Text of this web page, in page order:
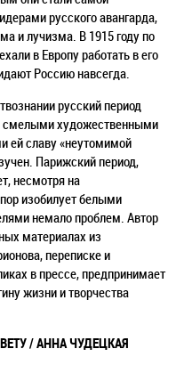
русского авангарда,
и лучизма. В 1915 году по
в Европу работать в его
Россию навсегда.
русский период
смелыми художественными
ей славу «неутомимой
Парижский период,
несмотря на
изобилует белыми
немало проблем. Автор
материалах из
переписке и
в прессе, предпринимает
жизни и творчества
/ АННА ЧУДЕЦКАЯ